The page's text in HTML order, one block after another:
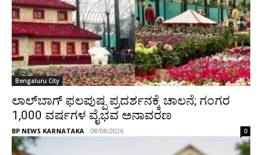
Bengaluru City
ಲಾಲ್‌ಬಾಗ್ ಫಲಪುಷ್ಪ ಪ್ರದರ್ಶನಕ್ಕೆ ಚಾಲನೆ; ಗಂಗರ
1,000 ವರ್ಷಗಳ ವೈಭವ ಅನಾವರಣ
BP NEWS KARNATAKA - 08/08/2026 0